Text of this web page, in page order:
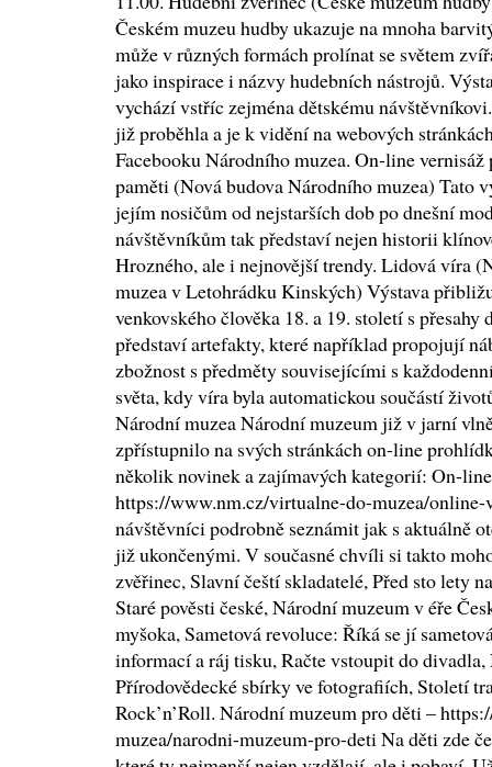
Českém muzeu hudby ukazuje na mnoha
může v různých formách prolínat se světem
jako inspirace i názvy hudebních nástrojů.
vychází vstříc zejména dětskému
již proběhla a je k vidění na webových
Facebooku Národního muzea. On-line
paměti (Nová budova Národního muzea) Tato
jejím nosičům od nejstarších dob po dnešní
návštěvníkům tak představí nejen historii
Hrozného, ale i nejnovější trendy. Lidová víra
muzea v Letohrádku Kinských) Výstava
venkovského člověka 18. a 19. století s
představí artefakty, které například propojují
zbožnost s předměty souvisejícími s
světa, kdy víra byla automatickou součástí
Národní muzea Národní muzeum již v jarní
zpřístupnilo na svých stránkách on-line
několik novinek a zajímavých kategorií: On-
https://www.nm.cz/virtualne-do-muzea/online-
návštěvníci podrobně seznámit jak s aktuálně
již ukončenými. V současné chvíli si takto
zvěřinec, Slavní čeští skladatelé, Před sto lety
Staré pověsti české, Národní muzeum v éře
myšoka, Sametová revoluce: Říká se jí
informací a ráj tisku, Račte vstoupit do
Přírodovědecké sbírky ve fotografiích, Století
Rock’n’Roll. Národní muzeum pro děti –
muzea/narodni-muzeum-pro-deti Na děti zde